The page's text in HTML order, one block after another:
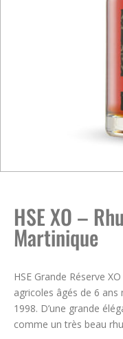
HSE XO –
Martinique
HSE Grande Réserve
agricoles âgés de 6
1998. D’une grande
comme un très beau